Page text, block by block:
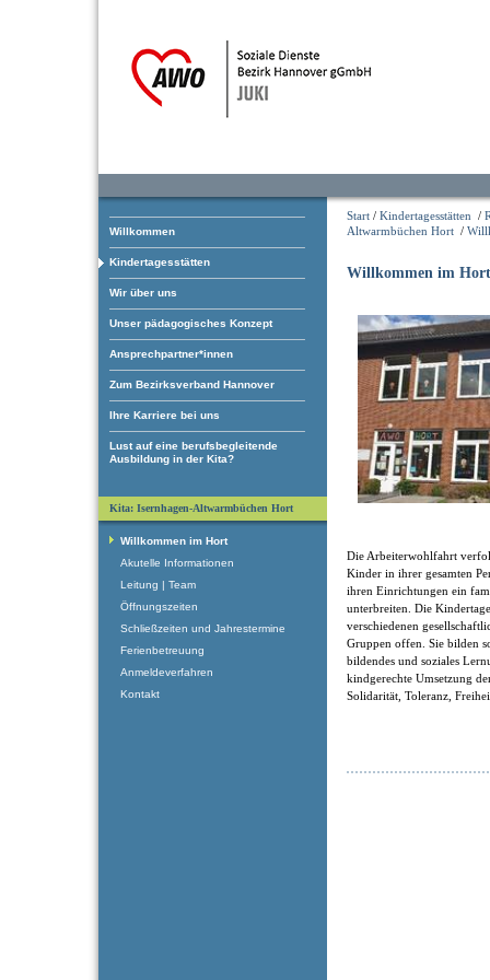
Willkommen
Kindertagesstätten
Wir über uns
Unser pädagogisches Konzept
Ansprechpartner*innen
Zum Bezirksverband Hannover
Ihre Karriere bei uns
Lust auf eine berufsbegleitende
Ausbildung in der Kita?
Start / Kindertagesstätten /
Altwarmbüchen Hort /
Willkommen im
Die Arbeiterwohlfahrt
Kinder in ihrer gesamten
ihren Einrichtungen ein
unterbreiten. Die
verschiedenen
Gruppen offen. Sie bilden
bildendes und soziales
kindgerechte Umsetzung
Solidarität, Toleranz,
Kita: Isernhagen-Altwarmbüchen Hort
Willkommen im Hort
Akutelle Informationen
Leitung | Team
Öffnungszeiten
Schließzeiten und Jahrestermine
Ferienbetreuung
Anmeldeverfahren
Kontakt